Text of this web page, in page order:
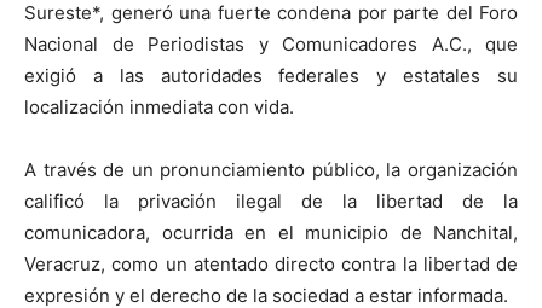
Sureste*, generó una fuerte condena por parte del Foro
Nacional de Periodistas y Comunicadores A.C., que
exigió a las autoridades federales y estatales su
localización inmediata con vida.
A través de un pronunciamiento público, la organización
calificó la privación ilegal de la libertad de la
comunicadora, ocurrida en el municipio de Nanchital,
Veracruz, como un atentado directo contra la libertad de
expresión y el derecho de la sociedad a estar informada.